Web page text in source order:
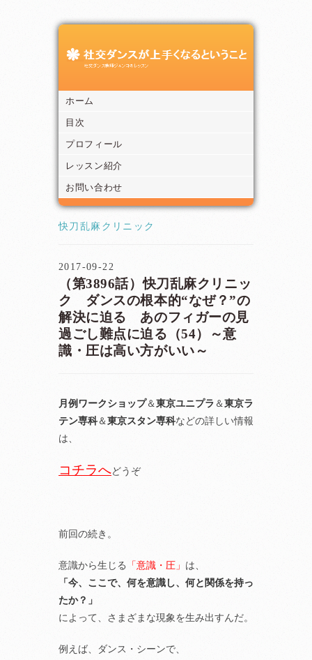
ホーム
目次
プロフィール
レッスン紹介
お問い合わせ
快刀乱麻クリニック
2017-09-22
（第3896話）快刀乱麻クリニッ
ク ダンスの根本的“なぜ？”の
解決に迫る あのフィガーの見
過ごし難点に迫る（54）～意
識・圧は高い方がいい～
月例ワークショップ＆東京ユニプラ ＆東京ラ
テン専科＆東京スタン専科などの詳しい情報
は、
コチラへどうぞ
前回の続き。
意識から生じる 「意識・圧」 は、
「今、ここで、何を意識し、何と関係を持っ
たか？」
によって、さまざまな現象を生み出すんだ。
例えば、ダンス・シーンで、